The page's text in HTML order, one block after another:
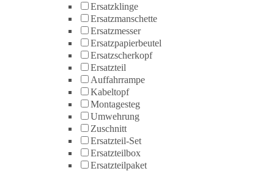
Ersatzklinge
Ersatzmanschette
Ersatzmesser
Ersatzpapierbeutel
Ersatzscherkopf
Ersatzteil
Auffahrrampe
Kabeltopf
Montagesteg
Umwehrung
Zuschnitt
Ersatzteil-Set
Ersatzteilbox
Ersatzteilpaket